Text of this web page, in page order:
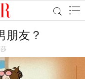
朋友？